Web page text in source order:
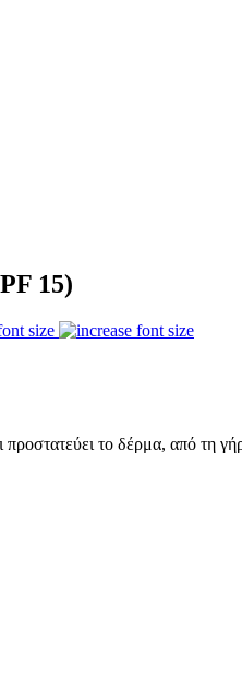
15)
size
το δέρμα, από τη